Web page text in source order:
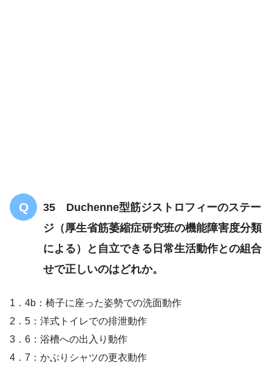
35 Duchenne型筋ジストロフィーのステー
ジ（厚生省筋萎縮症研究班の機能障害度分類
による）と自立できる日常生活動作との組合
せで正しいのはどれか。
1．4b：椅子に座った姿勢での洗面動作
2．5：洋式トイレでの排泄動作
3．6：浴槽への出入り動作
4．7：かぶりシャツの更衣動作